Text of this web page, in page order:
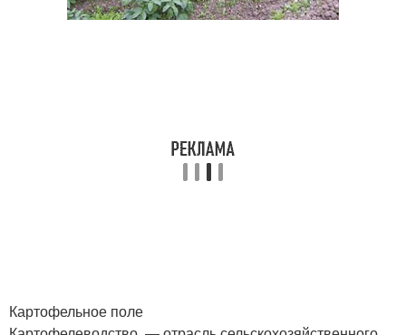
Картофельное поле